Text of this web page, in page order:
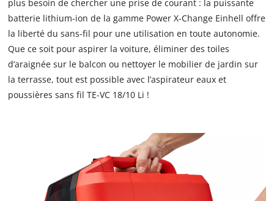
plus besoin de chercher une prise de courant : la puissante
batterie lithium-ion de la gamme Power X-Change Einhell offre
la liberté du sans-fil pour une utilisation en toute autonomie.
Que ce soit pour aspirer la voiture, éliminer des toiles
d’araignée sur le balcon ou nettoyer le mobilier de jardin sur
la terrasse, tout est possible avec l’aspirateur eaux et
poussières sans fil TE-VC 18/10 Li !